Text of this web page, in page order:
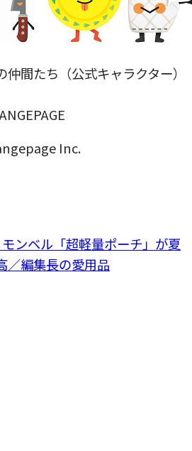
間たち（公式キャラクター）
Inc.
ンベル「超軽量ポーチ」が夏
／編集長の愛用品